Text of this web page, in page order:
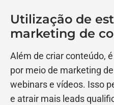
Utilização de
marketing de
Além de criar conteúdo,
por meio de marketing
webinars e vídeos. Isso
e atrair mais leads